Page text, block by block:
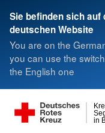
Sie befinden sich auf
deutschen Website
You are on the
you can use the
the English one
in